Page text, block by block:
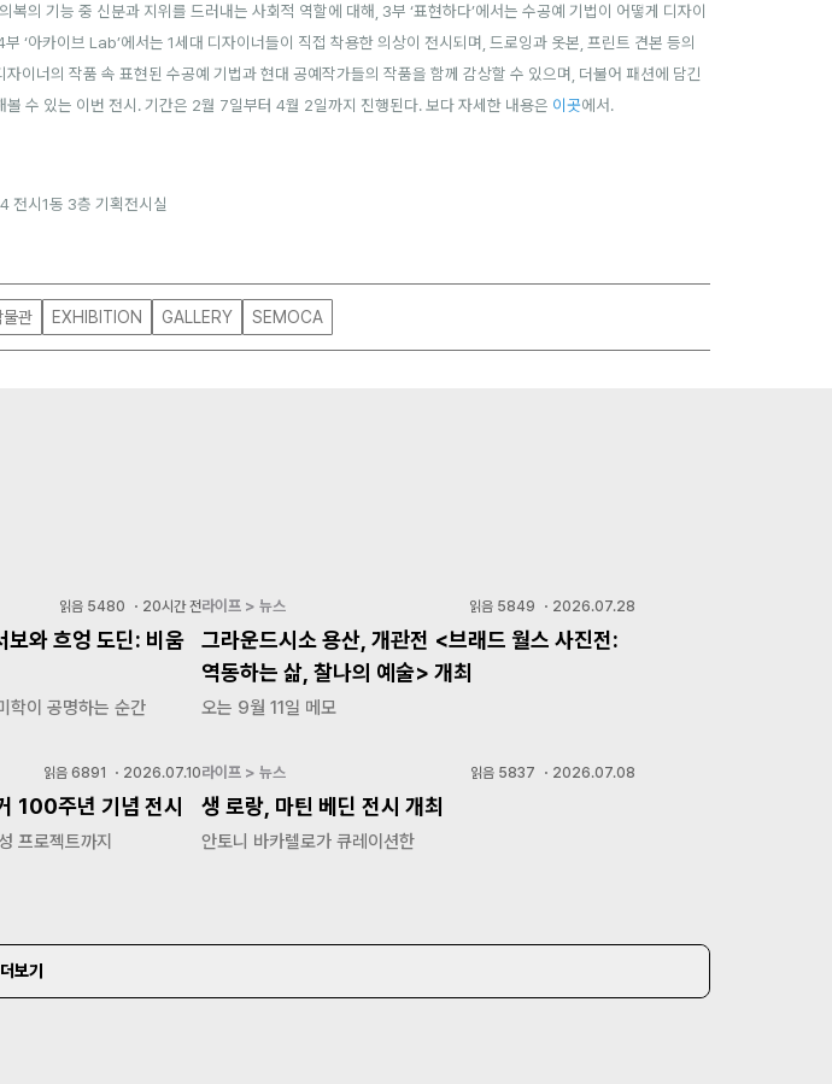
복의 기능 중 신분과 지위를 드러내는 사회적 역할에 대해, 3부 ‘표현하다’에서는 수공예 기법이 어떻게 디자이
‘아카이브 Lab’에서는 1세대 디자이너들이 직접 착용한 의상이 전시되며, 드로잉과 옷본, 프린트 견본 등의
자이너의 작품 속 표현된 수공예 기법과 현대 공예작가들의 작품을 함께 감상할 수 있으며, 더불어 패션에 담긴
볼 수 있는 이번 전시. 기간은 2월 7일부터 4월 2일까지 진행된다. 보다 자세한 내용은 이곳에서.
전시1동 3층 기획전시실
물관 EXHIBITION GALLERY SEMOCA
읽음 5480 ・ 20시간 전
보와 흐엉 도딘: 비움
학이 공명하는 순간
라이프 > 뉴스 읽음 5849 ・ 2026.07.28
그라운드시소 용산, 개관전 <브래드 월스 사진전:
역동하는 삶, 찰나의 예술> 개최
오는 9월 11일 메모
읽음 6891 ・ 2026.07.10
100주년 기념 전시
프로젝트까지
라이프 > 뉴스 읽음 5837 ・ 2026.07.08
생 로랑, 마틴 베딘 전시 개최
안토니 바카렐로가 큐레이션한
더보기